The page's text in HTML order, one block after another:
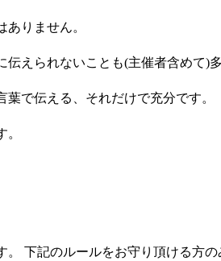
りません。
えられないことも(主催者含めて)多
で伝える、それだけで充分です。
下記のルールをお守り頂ける方